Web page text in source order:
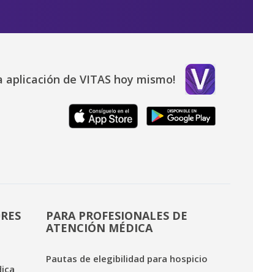
aplicación de VITAS hoy mismo!
PARA PROFESIONALES DE
ATENCIÓN MÉDICA
Pautas de elegibilidad para hospicio